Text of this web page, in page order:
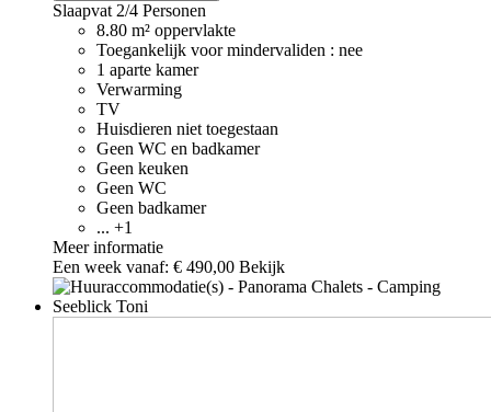
Slaapvat 2/4 Personen
8.80 m² oppervlakte
Toegankelijk voor mindervaliden : nee
1 aparte kamer
Verwarming
TV
Huisdieren niet toegestaan
Geen WC en badkamer
Geen keuken
Geen WC
Geen badkamer
... +1
Meer informatie
Een week vanaf: € 490,00 Bekijk